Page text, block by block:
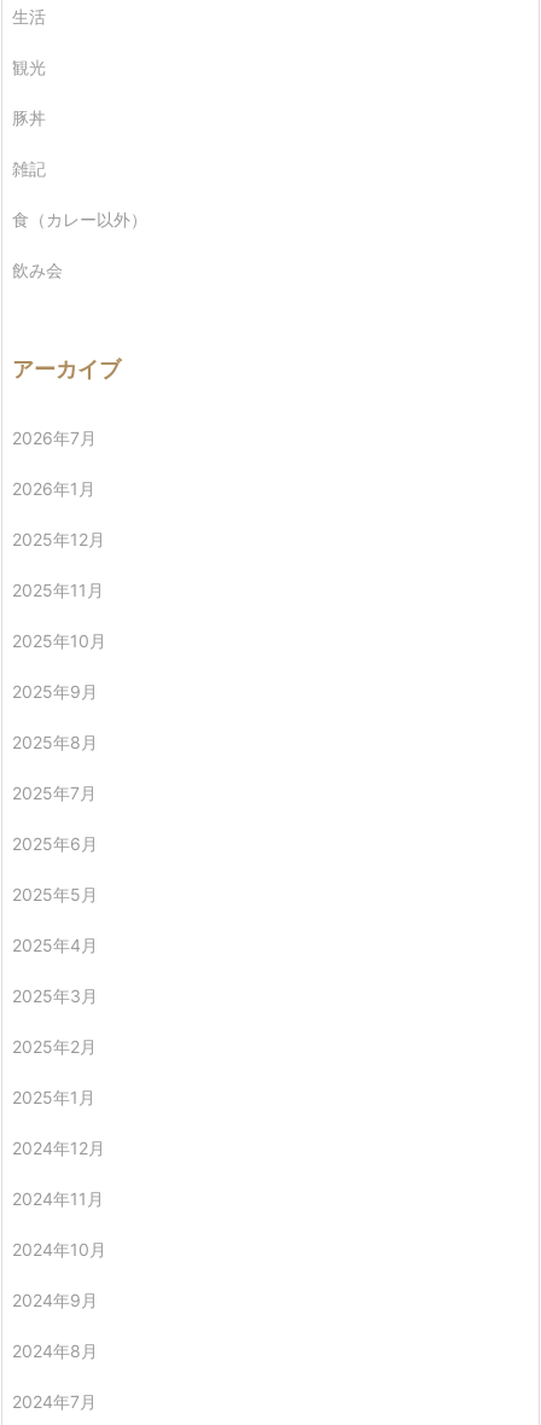
生活
観光
豚丼
雑記
食（カレー以外）
飲み会
アーカイブ
2026年7月
2026年1月
2025年12月
2025年11月
2025年10月
2025年9月
2025年8月
2025年7月
2025年6月
2025年5月
2025年4月
2025年3月
2025年2月
2025年1月
2024年12月
2024年11月
2024年10月
2024年9月
2024年8月
2024年7月